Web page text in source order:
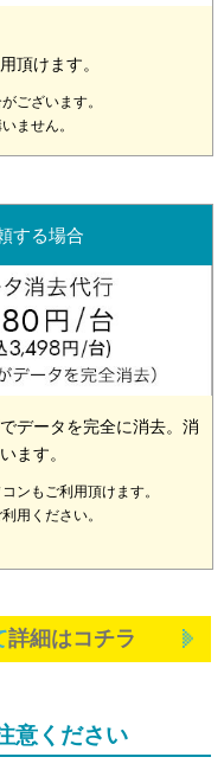
頂けます。
ございます。
ません。
する場合
データを完全に消去。消
ます。
ンもご利用頂けます。
用ください。
詳細はコチラ
意ください